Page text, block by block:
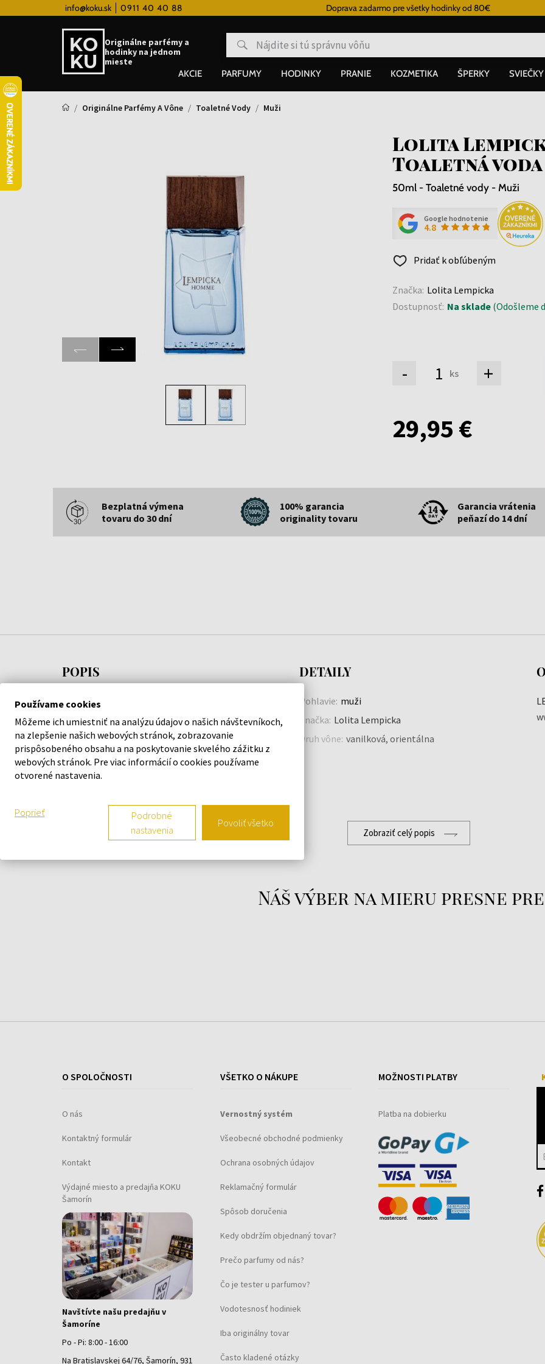
info@koku.sk 0911 40 40 88Vernostný systém Doprava zadarmo pre všetky hodinky od 80€
Originálne parfémy a
hodinky na jednom
mieste
AKCIE PARFUMY HODINKY PRANIE KOZMETIKA ŠPERKY SVIEČKY
Originálne Parfémy A Vône Toaletné Vody Muži
Lolita
Toaletná voda
50ml - Toaletné vody - Muži
Google hodnotenie
4.8
Pridať k obľúbeným
Značka: Lolita Lempicka
Dostupnosť: Na sklade(Odošleme
- ks +
29,95 €
Bezplatná výmena
tovaru do 30 dní
100% garancia
originality tovaru
Garancia vrátenia
peňazí do 14 dní
POPIS
Lempicka Homme je toaletná voda od
značky Lolita Lempicka.
Orientálna - vanilková vonná kompozícia vydaná v
roku 2018.
Zmyselná vôňa vytvorená pre moderného muža.
Vonné tóny:
DETAILY
Pohlavie: muži
Značka: Lolita Lempicka
Druh vône: vanilková, orientálna
Zobraziť celý popis
Náš výber na mieru presne pre
O SPOLOČNOSTI
O nás
Kontaktný formulár
Kontakt
Výdajné miesto a predajňa KOKU
Šamorín
Navštívte našu predajňu v
Šamoríne
Po - Pi: 8:00 - 16:00
Na Bratislavskej 64/76, Šamorín, 931
VŠETKO O NÁKUPE
Vernostný systém
Všeobecné obchodné podmienky
Ochrana osobných údajov
Reklamačný formulár
Spôsob doručenia
Kedy obdržím objednaný tovar?
Prečo parfumy od nás?
Čo je tester u parfumov?
Vodotesnosť hodiniek
Iba originálny tovar
Často kladené otázky
MOŽNOSTI PLATBY
Platba na dobierku
Používame cookies
Môžeme ich umiestniť na analýzu údajov o našich návštevníkoch,
na zlepšenie našich webových stránok, zobrazovanie
prispôsobeného obsahu a na poskytovanie skvelého zážitku z
webových stránok. Pre viac informácií o cookies používame
otvorené nastavenia.
Poprieť
Podrobné
nastavenia
Povoliť všetko